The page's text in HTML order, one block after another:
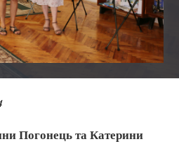
Погонець та Катерини